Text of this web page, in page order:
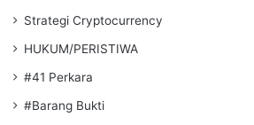
Strategi Cryptocurrency
HUKUM/PERISTIWA
#41 Perkara
#Barang Bukti